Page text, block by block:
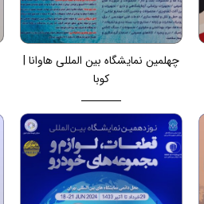
چهلمین نمایشگاه بین المللی هاوانا |
کوبا